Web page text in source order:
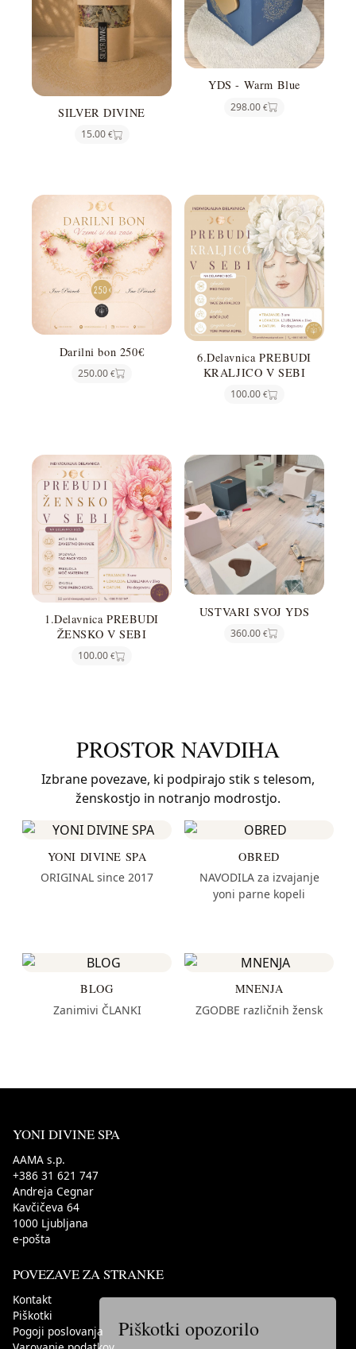
SILVER DIVINE
15.00 €
YDS - Warm Blue
298.00 €
Darilni bon 250€
250.00 €
6.Delavnica PREBUDI
KRALJICO V SEBI
100.00 €
1.Delavnica PREBUDI
ŽENSKO V SEBI
100.00 €
USTVARI SVOJ YDS
360.00 €
PROSTOR NAVDIHA
Izbrane povezave, ki podpirajo stik s telesom,
ženskostjo in notranjo modrostjo.
YONI DIVINE SPA
ORIGINAL since 2017
OBRED
NAVODILA za izvajanje
yoni parne kopeli
BLOG
Zanimivi ČLANKI
MNENJA
ZGODBE različnih žensk
YONI DIVINE SPA
AAMA s.p.
+386 31 621 747
Andreja Cegnar
Kavčičeva 64
1000 Ljubljana
e-pošta
POVEZAVE ZA STRANKE
Kontakt
Piškotki
Pogoji poslovanja
Piškotki opozorilo